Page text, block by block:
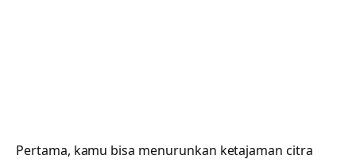
Pertama, kamu bisa menurunkan ketajaman citra